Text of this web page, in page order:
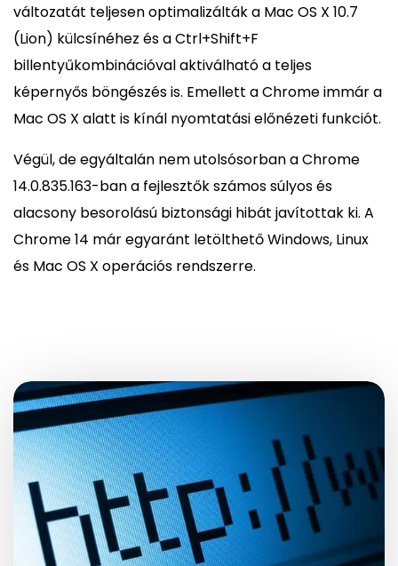
változatát teljesen optimalizálták a Mac OS X 10.7
(Lion) külcsínéhez és a Ctrl+Shift+F
billentyűkombinációval aktiválható a teljes
képernyős böngészés is. Emellett a Chrome immár a
Mac OS X alatt is kínál nyomtatási előnézeti funkciót.
Végül, de egyáltalán nem utolsósorban a Chrome
14.0.835.163-ban a fejlesztők számos súlyos és
alacsony besorolású biztonsági hibát javítottak ki. A
Chrome 14 már egyaránt letölthető Windows, Linux
és Mac OS X operációs rendszerre.